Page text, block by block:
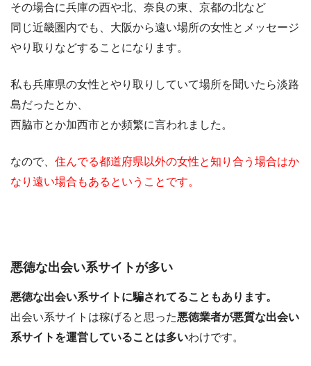
その場合に兵庫の西や北、奈良の東、京都の北など
同じ近畿圏内でも、大阪から遠い場所の女性とメッセージ
やり取りなどすることになります。
私も兵庫県の女性とやり取りしていて場所を聞いたら淡路
島だったとか、
西脇市とか加西市とか頻繁に言われました。
なので、 住んでる都道府県以外の女性と知り合う場合はか
なり遠い場合もあるということです。
悪徳な出会い系サイトが多い
悪徳な出会い系サイトに騙されてることもあります。
出会い系サイトは稼げると思った悪徳業者が悪質な出会い
系サイトを運営していることは多いわけです。